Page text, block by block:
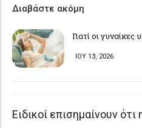
Διαβάστε ακόμη
Γιατί οι
ΙΟΥ 13, 2026
Ειδικοί επισημαίνουν